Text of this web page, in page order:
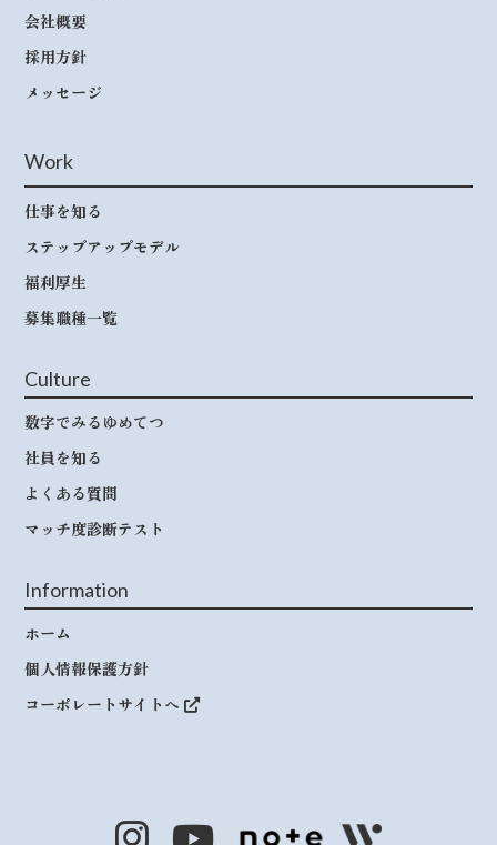
会社概要
採用方針
メッセージ
Work
仕事を知る
ステップアップモデル
福利厚生
募集職種一覧
Culture
数字でみるゆめてつ
社員を知る
よくある質問
マッチ度診断テスト
Information
ホーム
個人情報保護方針
コーポレートサイトへ